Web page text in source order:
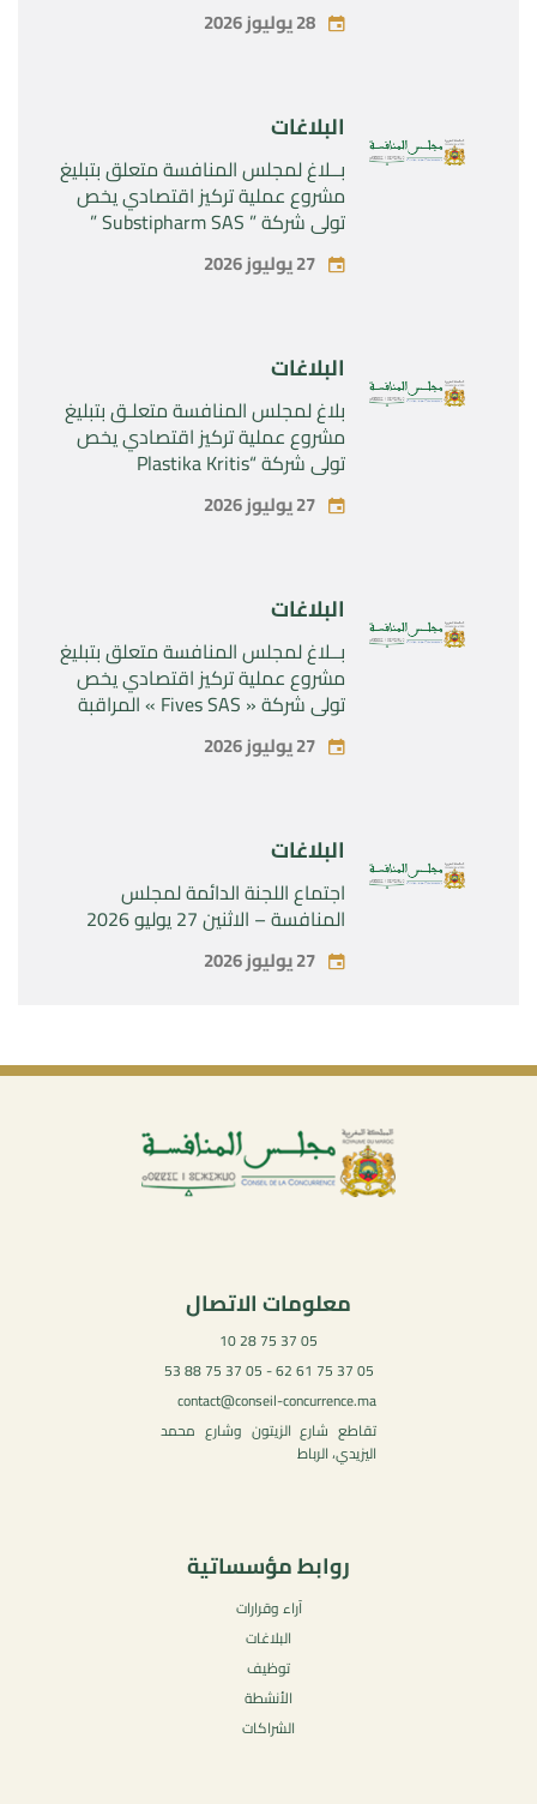
28 يوليوز 2026
البلاغات
بــلاغ لمجلس المنافسة متعلق بتبليغ
مشروع عملية تركيز اقتصادي يخص
تولي شركة ” Substipharm SAS ”
المراقبة الحصرية للأصول والحقوق
المتعلقة بالمنتجين الصيدلانيين”
27 يوليوز 2026
البلاغات
بلاغ لمجلس المنافسة متعلـق بتبليغ
مشروع عملية تركيز اقتصادي يخص
تولي شركة “Plastika Kritis
SA”المراقبة الحصرية لشركة
“Naturplas Industrial SARL” 27 يوليوز 2026
البلاغات
بــلاغ لمجلس المنافسة متعلق بتبليغ
مشروع عملية تركيز اقتصادي يخص
تولي شركة « Fives SAS » المراقبة
SAS »27 يوليوز 2026
البلاغات
اجتماع اللجنة الدائمة لمجلس
المنافسة – الاثنين 27 يوليو 2026
27 يوليوز 2026
معلومات الاتصال
05 37 75 28 10
05 37 75 61 62 - 05 37 75 88 53
contact@conseil-concurrence.ma
تقاطع شارع الزيتون وشارع محمد
اليزيدي، الرباط
روابط مؤسساتية
آراء وقرارات
البلاغات
توظيف
الأنشطة
الشراكات